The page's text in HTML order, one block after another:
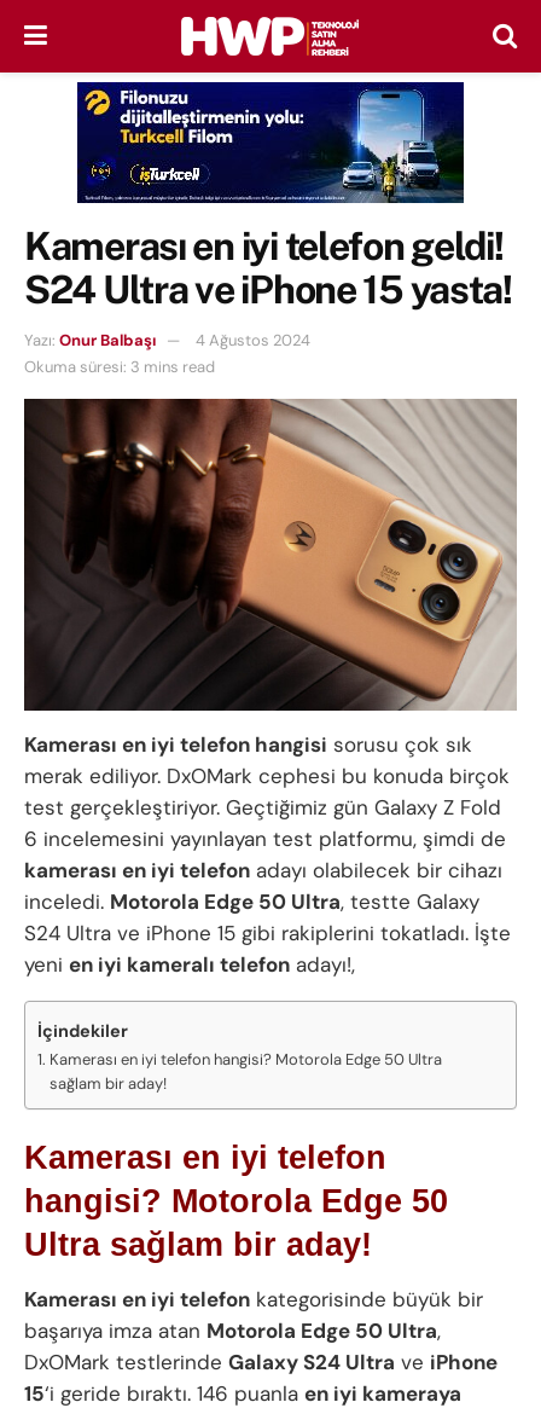
Kamerası en iyi telefon geldi!
S24 Ultra ve iPhone 15 yasta!
Yazı: Onur Balbaşı
4 Ağustos 2024
Okuma süresi: 3 mins read
Kamerası en iyi telefon hangisi sorusu çok sık
merak ediliyor. DxOMark cephesi bu konuda birçok
test gerçekleştiriyor. Geçtiğimiz gün Galaxy Z Fold
6 incelemesini yayınlayan test platformu, şimdi de
kamerası en iyi telefon adayı olabilecek bir cihazı
inceledi. Motorola Edge 50 Ultra, testte Galaxy
S24 Ultra ve iPhone 15 gibi rakiplerini tokatladı. İşte
yeni en iyi kameralı telefon adayı!,
İçindekiler
Kamerası en iyi telefon hangisi? Motorola Edge 50 Ultra
sağlam bir aday!
Kamerası en iyi telefon
hangisi? Motorola Edge 50
Ultra sağlam bir aday!
Kamerası en iyi telefon kategorisinde büyük bir
başarıya imza atan Motorola Edge 50 Ultra,
DxOMark testlerinde Galaxy S24 Ultra ve iPhone
15‘i geride bıraktı. 146 puanla en iyi kameraya